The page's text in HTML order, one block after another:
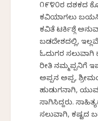
೧೯೪೦ರ ದಶಕದ
ಕವಿಯಾಗಲು
ಕವಿತೆ ಟರ್ಕಿಶ್ಗೆ
ಬಡದೇಶದಲ್ಲಿ,
ಓದುಗರ ಸಲುವಾಗಿ
ರೀತಿ ನಮ್ಮಪ್ಪನಿಗೆ
ಅಪ್ಪನ ಅಪ್ಪ,
ಹುಡುಗನಾಗಿ,
ಸಾಗಿಸಿದ್ದರು.
ಸಲುವಾಗಿ, ಕಷ್ಟದ